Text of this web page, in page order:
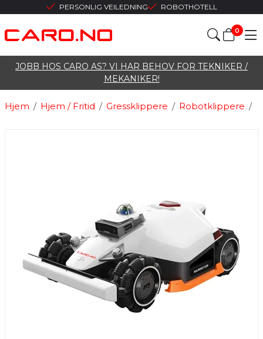
PERSONLIG VEILEDNING ROBOTHOTELL
0
JOBB HOS CARO AS? VI HAR BEHOV FOR TEKNIKER /
MEKANIKER!
/
Hjem /
Hjem / Fritid /
Gressklippere /
Robotklippere